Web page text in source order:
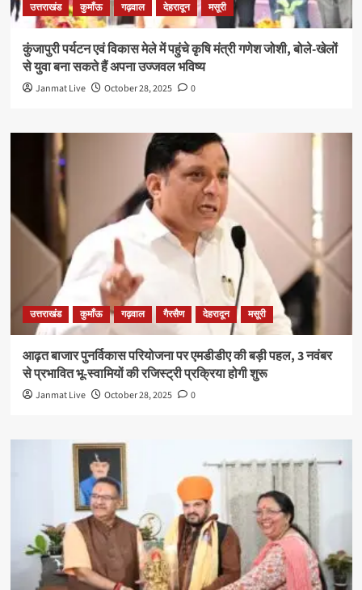
उत्तराखंड कुमाँऊ गढ़वाल देहरादून मसूरी
कुंजापुरी पर्यटन एवं विकास मेले में पहुंचे कृषि मंत्री गणेश जोशी, बोले-खेलों
से युवा बना सकते हैं अपना उज्जवल भविष्य
Janmat Live October 28, 2025 0
उत्तराखंड कुमाँऊ गढ़वाल गैरसैण देहरादून मसूरी
आढ़त बाजार पुनर्विकास परियोजना पर एमडीडीए की बड़ी पहल, 3 नवंबर
से प्रभावित भू-स्वामियों की रजिस्ट्री प्रक्रिया होगी शुरू
Janmat Live October 28, 2025 0